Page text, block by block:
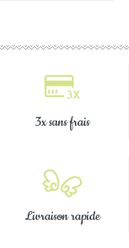
3x sans frais
Livraison rapide